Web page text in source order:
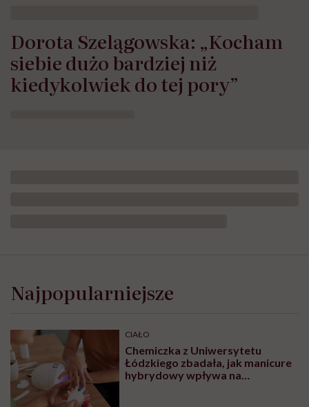
Dorota Szelągowska: „Kocham
siebie dużo bardziej niż
kiedykolwiek do tej pory”
Najpopularniejsze
CIAŁO
Chemiczka z Uniwersytetu
Łódzkiego zbadała, jak manicure
hybrydowy wpływa na